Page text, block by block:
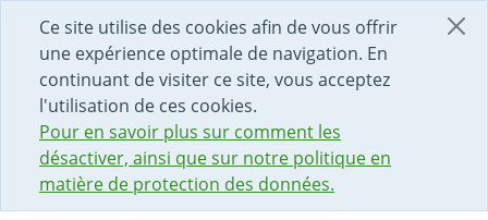
Ce site utilise des cookies afin de vous offrir
une expérience optimale de navigation. En
continuant de visiter ce site, vous acceptez
l'utilisation de ces cookies.
Pour en savoir plus sur comment les
désactiver, ainsi que sur notre politique en
matière de protection des données.
DÉBUT DU CONTENU DE LA PAGE
ACCÈS AU CHAMP DE RECHERCHE
PAGE D'ACCUEIL
FORMULAIRE DE CONTACT